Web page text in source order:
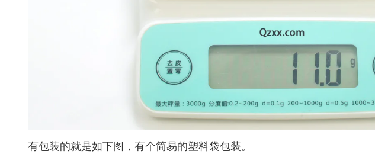
有包装的就是如下图，有个简易的塑料袋包装。